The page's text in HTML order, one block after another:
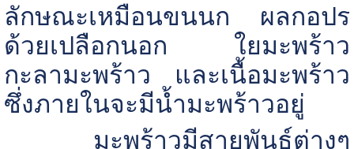
ลักษณะเหมือนขนนก ผลกอปร
ด้วยเปลือกนอก ใยมะพร้าว
กะลามะพร้าว และเนื้อมะพร้าว
ซึ่งภายในจะมีน้ำมะพร้าวอยู่
มะพร้าวมีสายพันธุ์ต่างๆ